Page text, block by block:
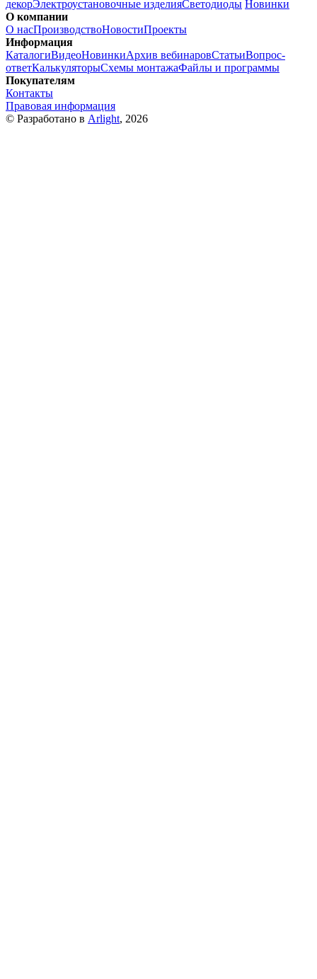
декорЭлектроустановочные изделияСветодиоды Новинки
О компании
О насПроизводствоНовостиПроекты
Информация
КаталогиВидеоНовинкиАрхив вебинаровСтатьиВопрос-
ответКалькуляторыСхемы монтажаФайлы и программы
Покупателям
Контакты
Правовая информация
© Разработано в Arlight, 2026